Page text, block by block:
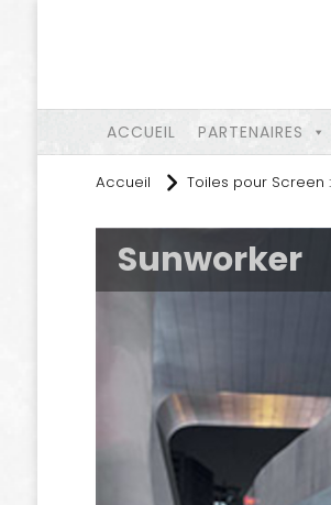
ACCUEIL PARTENAIRES
Accueil Toiles pour Screen
Sunworker